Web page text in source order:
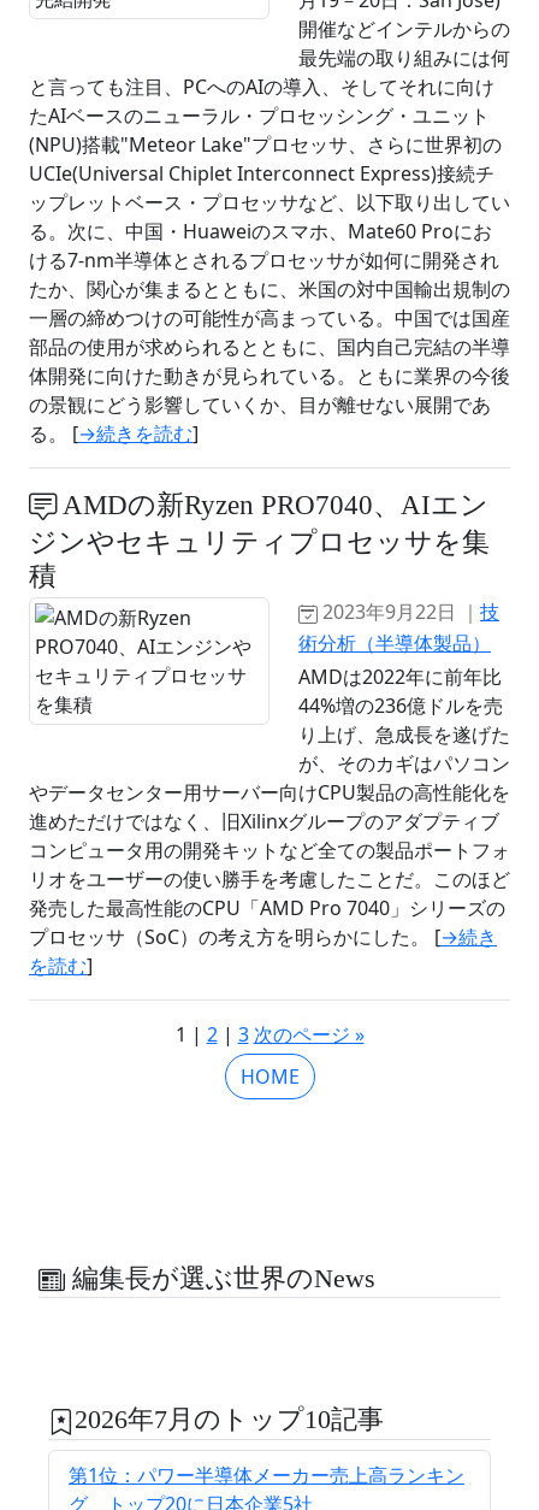
開催などインテルからの
最先端の取り組みには何
と言っても注目、PCへのAIの導入、そしてそれに向け
たAIベースのニューラル・プロセッシング・ユニット
(NPU)搭載"Meteor Lake"プロセッサ、さらに世界初の
UCIe(Universal Chiplet Interconnect Express)接続チ
ップレットベース・プロセッサなど、以下取り出してい
る。次に、中国・Huaweiのスマホ、Mate60 Proにお
ける7-nm半導体とされるプロセッサが如何に開発され
たか、関心が集まるとともに、米国の対中国輸出規制の
一層の締めつけの可能性が高まっている。中国では国産
部品の使用が求められるとともに、国内自己完結の半導
体開発に向けた動きが見られている。ともに業界の今後
の景観にどう影響していくか、目が離せない展開であ
る。 [→続きを読む]
AMDの新Ryzen PRO7040、AIエン
ジンやセキュリティプロセッサを集
積
2023年9月22日 ｜ 技
術分析（半導体製品）
AMDは2022年に前年比
44%増の236億ドルを売
り上げ、急成長を遂げた
が、そのカギはパソコン
やデータセンター用サーバー向けCPU製品の高性能化を
進めただけではなく、旧Xilinxグループのアダプティブ
コンピュータ用の開発キットなど全ての製品ポートフォ
リオをユーザーの使い勝手を考慮したことだ。このほど
発売した最高性能のCPU「AMD Pro 7040」シリーズの
プロセッサ（SoC）の考え方を明らかにした。 [→続き
を読む]
1 | 2| 3 次のページ »
HOME
編集長が選ぶ世界のNews
2026年7月のトップ10記事
第1位：パワー半導体メーカー売上高ランキン
グ、トップ20に日本企業5社